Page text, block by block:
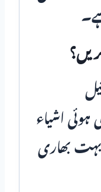
ہوئی اشیاء
بہت بھاری